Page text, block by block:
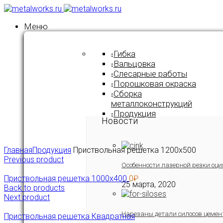
Меню
Гибка
Вальцовка
Слесарные работы
Порошковая окраска
Сборка
металлоконструкций
Продукция
Новости
Особенности лазерной резки
25 марта, 2020
Нарезаны детали силосов
ГлавнаяПродукция Приствольная решетка 1200х500
Previous product
Приствольная решетка 1000х400 0₽
Back to products
Next product
Приствольная решетка Квадратная